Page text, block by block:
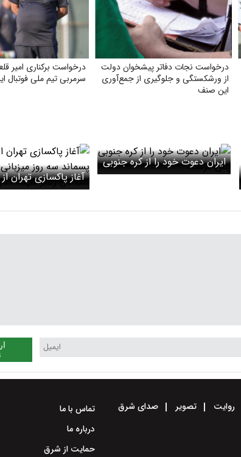
درخواست نجات دفاتر پیشخوان دولت
از ورشکستگی و جلوگیری از جمع‌آوری
این صنف
درخواست برکناری امیر
سرمربی تیم ملی فوتبال
ایران دعوت خود را از کره جنوبی
پس گرفت؟
آغاز پاکسازی تهران
پسماند سه روز
روایت تصویر صدای شرق
تماس با ما
درباره ما
حمایت از شرق